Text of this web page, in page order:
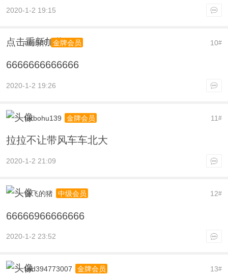
2020-1-2 19:15
点击重新加载 10#
anji588 金牌会员
6666666666666
2020-1-2 19:26
11#
turbohu139 金牌会员
拉拉不让带风车车北大
2020-1-2 21:09
12#
会飞的猪 中级会员
66666966666666
2020-1-2 23:52
13#
laid394773007 金牌会员